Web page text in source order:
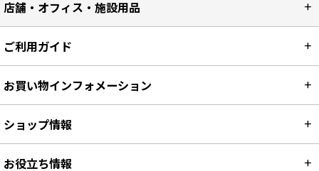
店舗・オフィス・施設用品
ご利用ガイド
お買い物インフォメーション
ショップ情報
お役立ち情報